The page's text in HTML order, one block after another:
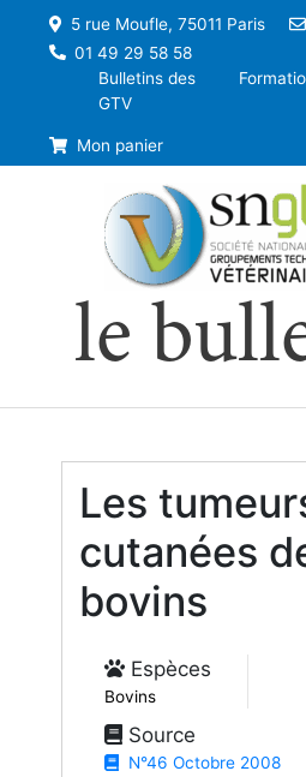
5 rue Moufle, 75011 Paris
01 49 29 58 58
Bulletins des
GTV
Mon panier
le
Les
cutanées
bovins
Espèces
Bovins
Source
N°46 Octobre 2008